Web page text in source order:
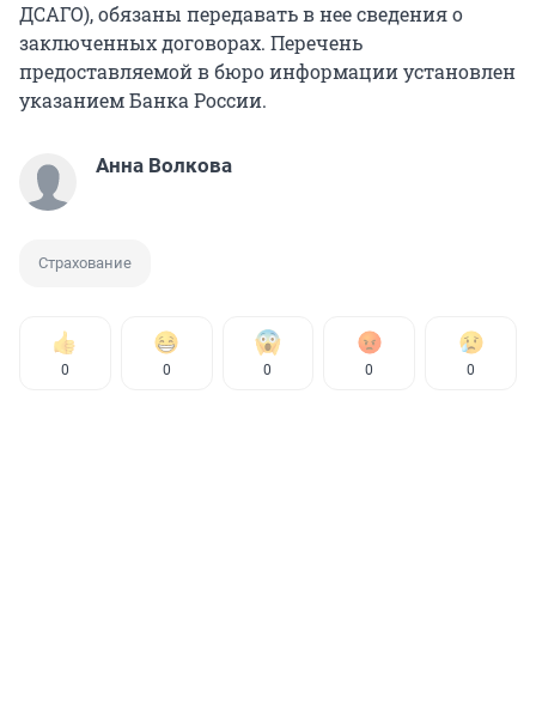
ДСАГО), обязаны передавать в нее сведения о
заключенных договорах. Перечень
предоставляемой в бюро информации установлен
указанием Банка России.
Анна Волкова
Страхование
0 0 0 0 0